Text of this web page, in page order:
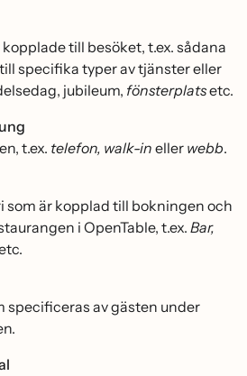
till besöket, t.ex. sådana
specifika typer av tjänster eller
jubileum, fönsterplatsetc.
t.ex. telefon, walk-in eller webb.
som är kopplad till bokningen och
i OpenTable, t.ex. Bar,
specificeras av gästen under